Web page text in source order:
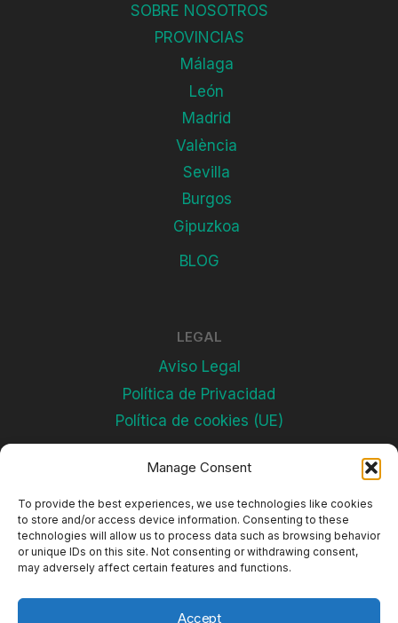
Manage Consent
To provide the best experiences, we use technologies like cookies
to store and/or access device information. Consenting to these
technologies will allow us to process data such as browsing behavior
or unique IDs on this site. Not consenting or withdrawing consent,
may adversely affect certain features and functions.
Accept
SOBRE NOSOTROS
PROVINCIAS
Málaga
León
Madrid
València
Sevilla
Burgos
Gipuzkoa
BLOG
LEGAL
Aviso Legal
Política de Privacidad
Política de cookies (UE)
Subscríbete